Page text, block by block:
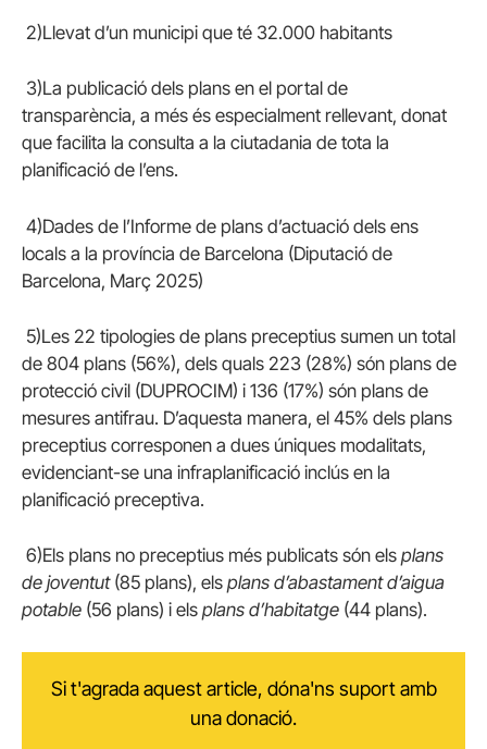
2)Llevat d’un municipi que té 32.000 habitants
3)La publicació dels plans en el portal de
transparència, a més és especialment rellevant, donat
que facilita la consulta a la ciutadania de tota la
planificació de l’ens.
4)Dades de l’Informe de plans d’actuació dels ens
locals a la província de Barcelona (Diputació de
Barcelona, Març 2025)
5)Les 22 tipologies de plans preceptius sumen un total
de 804 plans (56%), dels quals 223 (28%) són plans de
protecció civil (DUPROCIM) i 136 (17%) són plans de
mesures antifrau. D’aquesta manera, el 45% dels plans
preceptius corresponen a dues úniques modalitats,
evidenciant-se una infraplanificació inclús en la
planificació preceptiva.
6)Els plans no preceptius més publicats són els plans
de joventut(85 plans), els plans d’abastament d’aigua
potable (56 plans) i els plans d’habitatge (44 plans).
Si t'agrada aquest article, dóna'ns suport amb
una donació.